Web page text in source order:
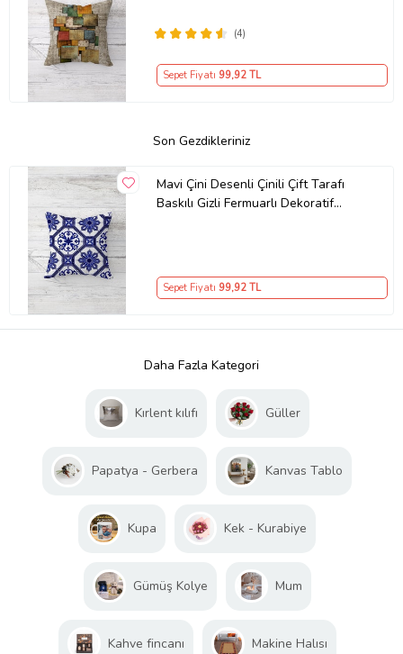
(4)
Sepet Fiyatı 99,92 TL
Son Gezdikleriniz
Mavi Çini Desenli Çinili Çift Tarafı
Baskılı Gizli Fermuarlı Dekoratif
Sepet Fiyatı 99,92 TL
Daha Fazla Kategori
Kırlent kılıfı Güller
Papatya - Gerbera Kanvas Tablo
Kupa Kek - Kurabiye
Gümüş Kolye Mum
Kahve fincanı Makine Halısı